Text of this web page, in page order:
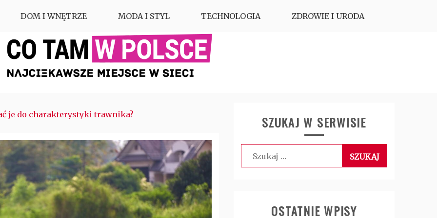
DOM I WNĘTRZE MODA I STYL TECHNOLOGIA ZDROWIE I URODA
je do charakterystyki trawnika?
SZUKAJ W SERWISIE
Szukaj:
OSTATNIE WPISY